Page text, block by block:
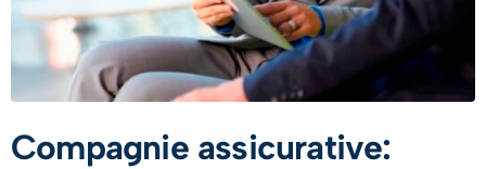
Compagnie assicurative: